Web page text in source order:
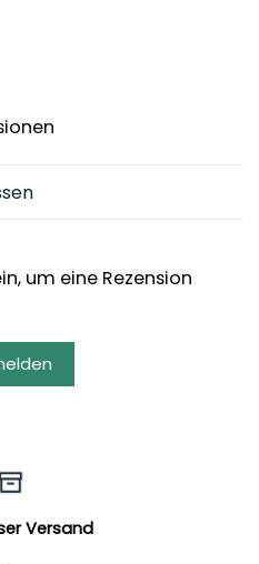
um eine Rezension
Versand